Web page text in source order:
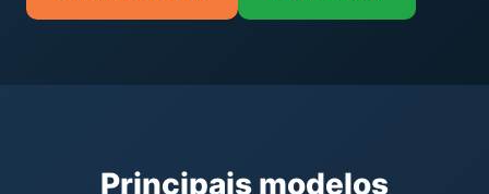
Principais modelos